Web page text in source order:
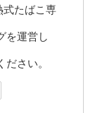
式たばこ専
を運営し
さい。